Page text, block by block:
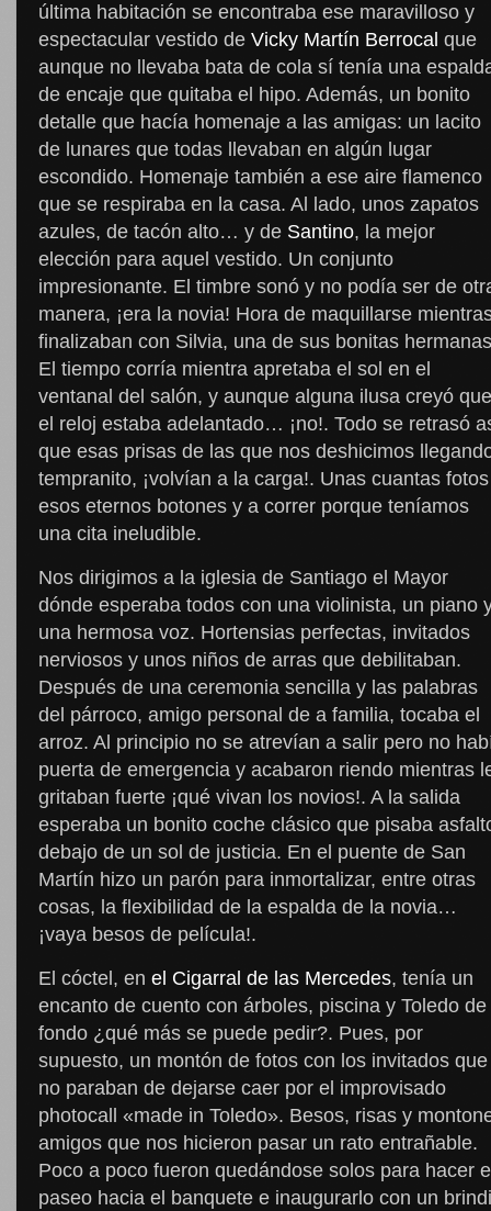
última habitación se encontraba ese maravilloso y
espectacular vestido de Vicky Martín Berrocal que
aunque no llevaba bata de cola sí tenía una
de encaje que quitaba el hipo. Además, un bonito
detalle que hacía homenaje a las amigas: un lacito
de lunares que todas llevaban en algún lugar
escondido. Homenaje también a ese aire flamenco
que se respiraba en la casa. Al lado, unos zapatos
azules, de tacón alto… y de Santino, la mejor
elección para aquel vestido. Un conjunto
impresionante. El timbre sonó y no podía ser de
manera, ¡era la novia! Hora de maquillarse
finalizaban con Silvia, una de sus bonitas
El tiempo corría mientra apretaba el sol en el
ventanal del salón, y aunque alguna ilusa creyó que
el reloj estaba adelantado… ¡no!. Todo se retrasó
que esas prisas de las que nos deshicimos
tempranito, ¡volvían a la carga!. Unas cuantas
esos eternos botones y a correr porque teníamos
una cita ineludible.
Nos dirigimos a la iglesia de Santiago el Mayor
dónde esperaba todos con una violinista, un piano
una hermosa voz. Hortensias perfectas, invitados
nerviosos y unos niños de arras que debilitaban.
Después de una ceremonia sencilla y las palabras
del párroco, amigo personal de a familia, tocaba el
arroz. Al principio no se atrevían a salir pero no
puerta de emergencia y acabaron riendo mientras
gritaban fuerte ¡qué vivan los novios!. A la salida
esperaba un bonito coche clásico que pisaba
debajo de un sol de justicia. En el puente de San
Martín hizo un parón para inmortalizar, entre otras
cosas, la flexibilidad de la espalda de la novia…
¡vaya besos de película!.
El cóctel, en el Cigarral de las Mercedes, tenía un
encanto de cuento con árboles, piscina y Toledo de
fondo ¿qué más se puede pedir?. Pues, por
supuesto, un montón de fotos con los invitados que
no paraban de dejarse caer por el improvisado
photocall «made in Toledo». Besos, risas y
amigos que nos hicieron pasar un rato entrañable.
Poco a poco fueron quedándose solos para hacer
paseo hacia el banquete e inaugurarlo con un